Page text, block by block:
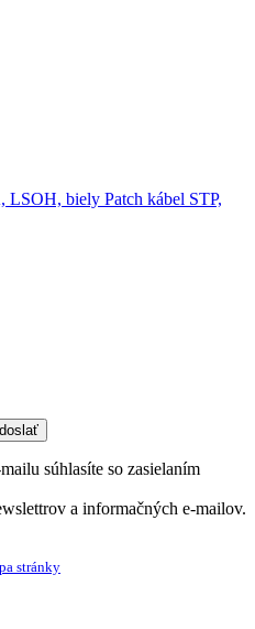
Patch kábel STP,
súhlasíte so zasielaním
a informačných e-mailov.
stránky